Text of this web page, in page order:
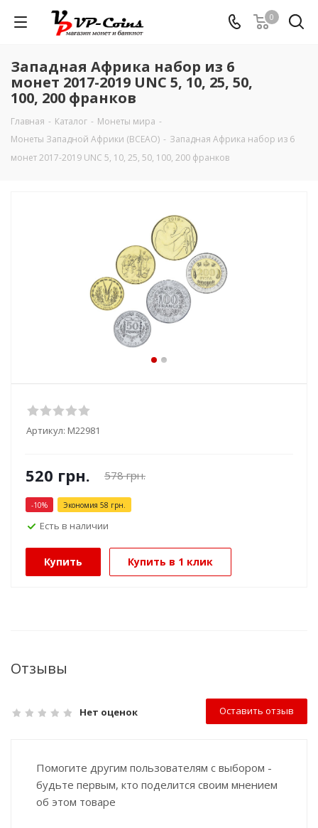
0
Западная Африка набор из 6
монет 2017-2019 UNC 5, 10, 25, 50,
100, 200 франков
Главная - Каталог - Монеты мира -
Монеты Западной Африки (BCEAO) - Западная Африка набор из 6
монет 2017-2019 UNC 5, 10, 25, 50, 100, 200 франков
Артикул: М22981
520 грн. 578грн.
-10% Экономия 58 грн.
Есть в наличии
Купить Купить в 1 клик
Отзывы
Нет оценок Оставить отзыв
Помогите другим пользователям с выбором -
будьте первым, кто поделится своим мнением
об этом товаре